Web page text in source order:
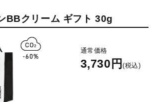
BBクリーム ギフト 30g
通常価格
3,730円(税込)